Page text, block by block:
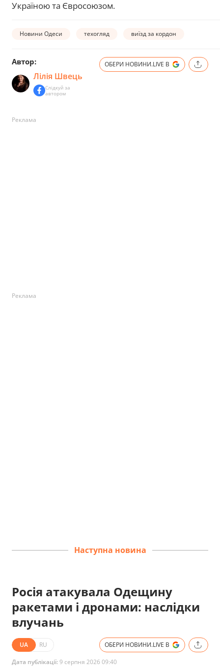
Україною та Євросоюзом.
Новини Одеси техогляд виїзд за кордон
Автор:
Лілія Швець
Слідкуй за
автором
ОБЕРИ НОВИНИ.LIVE В
Реклама
Реклама
Наступна новина
Росія атакувала Одещину
ракетами і дронами: наслідки
влучань
UA RU ОБЕРИ НОВИНИ.LIVE В
Дата публікації:9 серпня 2026 09:40